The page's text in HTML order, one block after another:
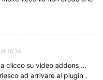
16:34
clicco su video addons …
ad arrivare al plugin .